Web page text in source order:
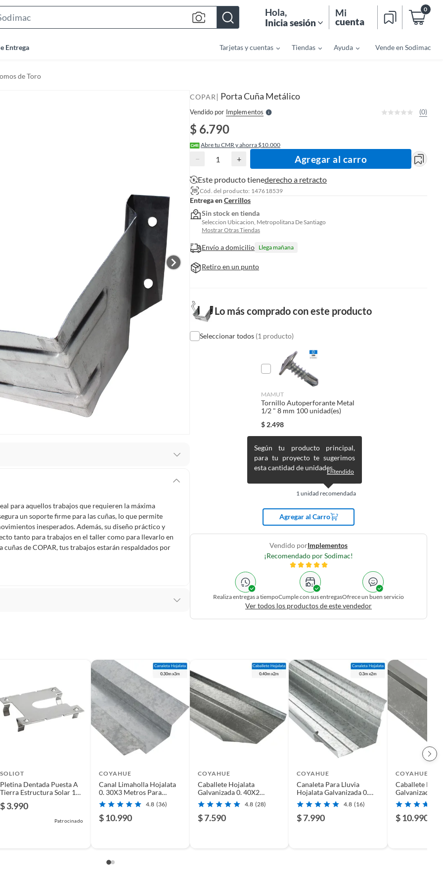
Hola,
Inicia sesión
Mi
cuenta
0
Entrega Tarjetas y cuentas Tiendas Ayuda Vende en Sodimac
de Toro
intactos y sin uso, tal como te lo entregamos. Ten
deteriorarse o caducar con rapidez.
para aquellos trabajos que requieren la máxima
un soporte firme para las cuñas, lo que permite
inesperados. Además, su diseño práctico y
tanto para trabajos en el taller como para llevarlo en
de COPAR, tus trabajos estarán respaldados por
COPAR | Porta Cuña Metálico
Vendido por Implementos S
l
l
(0)
$ 6.790
Abre tu CMR y ahorra $10.000
− + Agregar al carro
Este producto tienederecho a retracto
Cód. del producto: 147618539
Entrega enCerrillos
Sin stock en tienda
Seleccion Ubicacion, Metropolitana De Santiago
Mostrar Otras Tiendas
Envío a domicilio Llega mañana
Retiro en un punto
Lo más comprado con este producto
Seleccionar todos (1 producto)
MAMUT
Tornillo Autoperforante Metal
1/2 " 8 mm 100 unidad(es)
$ 2.498
1 unidad recomendada
Según tu producto principal,
para tu proyecto te sugerimos
esta cantidad de unidades.Entendido
Agregar al Carro
Vendido porImplementos
¡Recomendado por Sodimac!
Realiza entregas a tiempoCumple con sus entregasOfrece un buen servicio
Ver todos los productos de este vendedor
SOLIOT
Pletina Dentada Puesta A
Tierra Estructura Solar 10
$ 3.990
Patrocinado
COYAHUE
Canal Limaholla Hojalata
0. 30X3 Metros Para
Techos
4.8 (36)
$ 10.990
COYAHUE
Caballete Hojalata
Galvanizada 0. 40X2
Metros Para Techumbre
4.8 (28)
$ 7.590
COYAHUE
Canaleta Para Lluvia
Hojalata Galvanizada 0.
30X2 Metros
4.8 (16)
$ 7.990
COYAHUE
Caballete
Galvanizada
30X2 M
$ 10.990